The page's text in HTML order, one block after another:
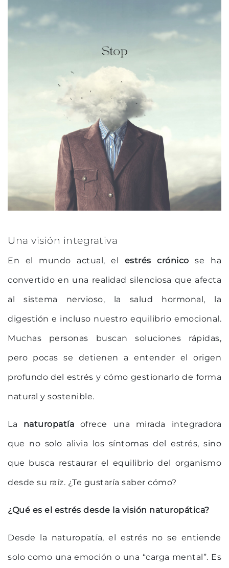
Una visión integrativa
En el mundo actual, el estrés crónico se ha
convertido en una realidad silenciosa que afecta
al sistema nervioso, la salud hormonal, la
digestión e incluso nuestro equilibrio emocional.
Muchas personas buscan soluciones rápidas,
pero pocas se detienen a entender el origen
profundo del estrés y cómo gestionarlo de forma
natural y sostenible.
La naturopatía ofrece una mirada integradora
que no solo alivia los síntomas del estrés, sino
que busca restaurar el equilibrio del organismo
desde su raíz. ¿Te gustaría saber cómo?
¿Qué es el estrés desde la visión naturopática?
Desde la naturopatía, el estrés no se entiende
solo como una emoción o una “carga mental”. Es